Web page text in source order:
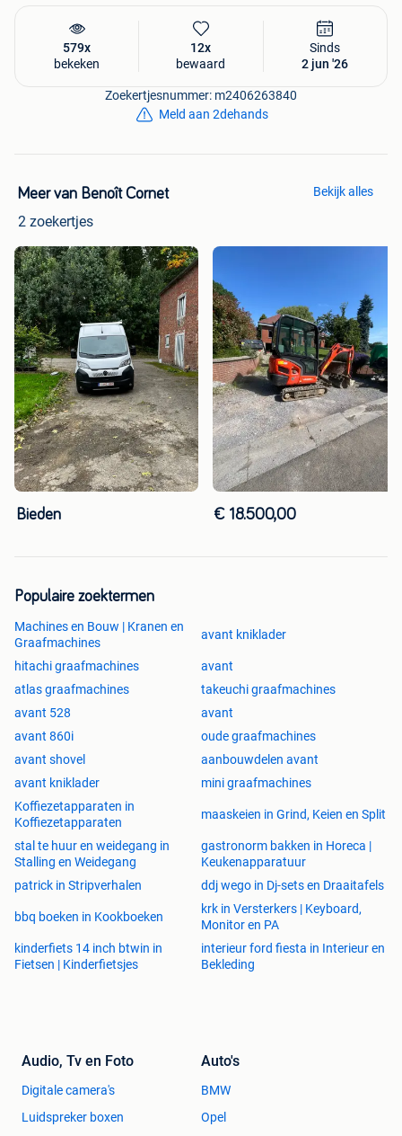
579x
bekeken
12x
bewaard
Sinds
2 jun '26
Zoekertjesnummer: m2406263840
Meld aan 2dehands
Meer van Benoît Cornet
2 zoekertjes
Bekijk alles
Bieden € 18.500,00
Populaire zoektermen
Machines en Bouw | Kranen en
Graafmachines
avant kniklader
hitachi graafmachines
avant
atlas graafmachines
takeuchi graafmachines
avant 528
avant
avant 860i
oude graafmachines
avant shovel
aanbouwdelen avant
avant kniklader
mini graafmachines
Koffiezetapparaten in
Koffiezetapparaten
maaskeien in Grind, Keien en Split
stal te huur en weidegang in
Stalling en Weidegang
gastronorm bakken in Horeca |
Keukenapparatuur
patrick in Stripverhalen
ddj wego in Dj-sets en Draaitafels
bbq boeken in Kookboeken
krk in Versterkers | Keyboard,
Monitor en PA
kinderfiets 14 inch btwin in
Fietsen | Kinderfietsjes
interieur ford fiesta in Interieur en
Bekleding
Audio, Tv en Foto
Digitale camera's
Luidspreker boxen
Auto's
BMW
Opel